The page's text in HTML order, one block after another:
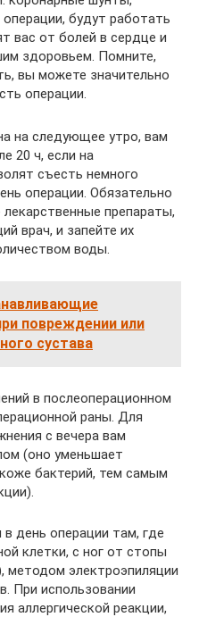
будут работать
вас от болей в сердце и
здоровьем. Помните,
вы можете значительно
операции.
на следующее утро, вам
20 ч, если на
съесть немного
операции. Обязательно
препараты,
врач, и запейте их
воды.
повреждении или
сустава
в послеоперационном
раны. Для
с вечера вам
(оно уменьшает
бактерий, тем самым
день операции там, где
клетки, с ног от стопы
методом электроэпиляции
При использовании
аллергической реакции,